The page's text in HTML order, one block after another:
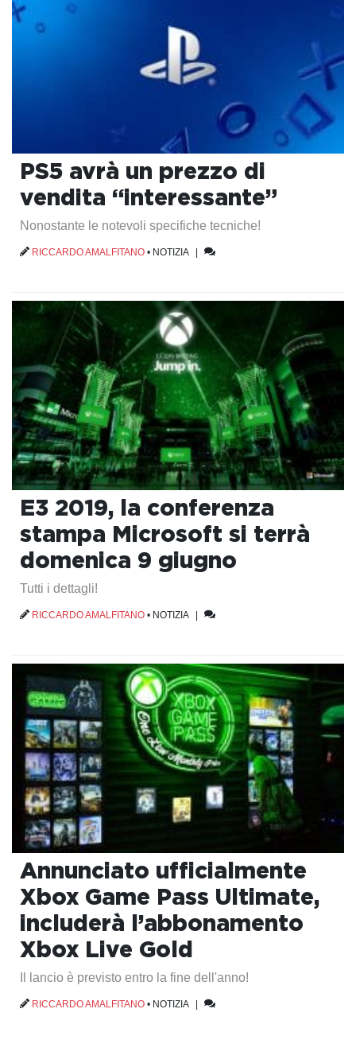
PS5 avrà un prezzo di
vendita “interessante”
Nonostante le notevoli specifiche tecniche!
RICCARDO AMALFITANO • NOTIZIA|
E3 2019, la conferenza
stampa Microsoft si terrà
domenica 9 giugno
Tutti i dettagli!
RICCARDO AMALFITANO • NOTIZIA|
Annunciato ufficialmente
Xbox Game Pass Ultimate,
includerà l’abbonamento
Xbox Live Gold
Il lancio è previsto entro la fine dell'anno!
RICCARDO AMALFITANO • NOTIZIA|